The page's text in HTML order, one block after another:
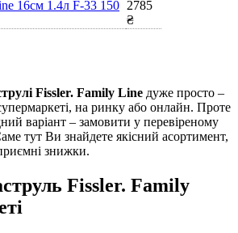
16см 1.4л F-33 150 2785
₴
Fissler. Family Line дуже просто –
на ринку або онлайн. Проте
варіант – замовити у перевіреному
тут Ви знайдете якісний асортимент,
знижки.
Fissler. Family